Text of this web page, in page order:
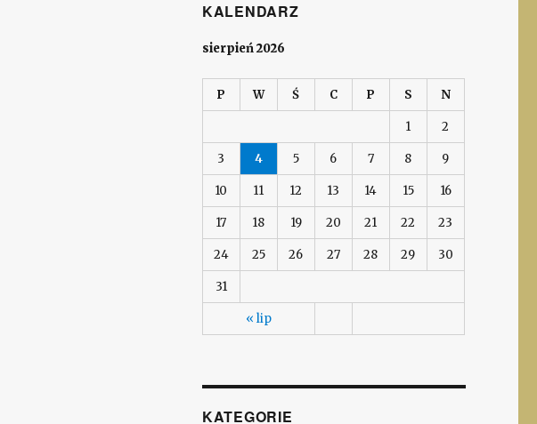
KALENDARZ
sierpień 2026
P W Ś C P S N
« lip
1 2
3 4 5 6 7 8 9
10 11 12 13 14 15 16
17 18 19 20 21 22 23
24 25 26 27 28 29 30
31
KATEGORIE